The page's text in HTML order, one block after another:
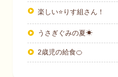
楽しい⭐りす組さん！
うさぎぐみの夏☀
2歳児の給食🍊